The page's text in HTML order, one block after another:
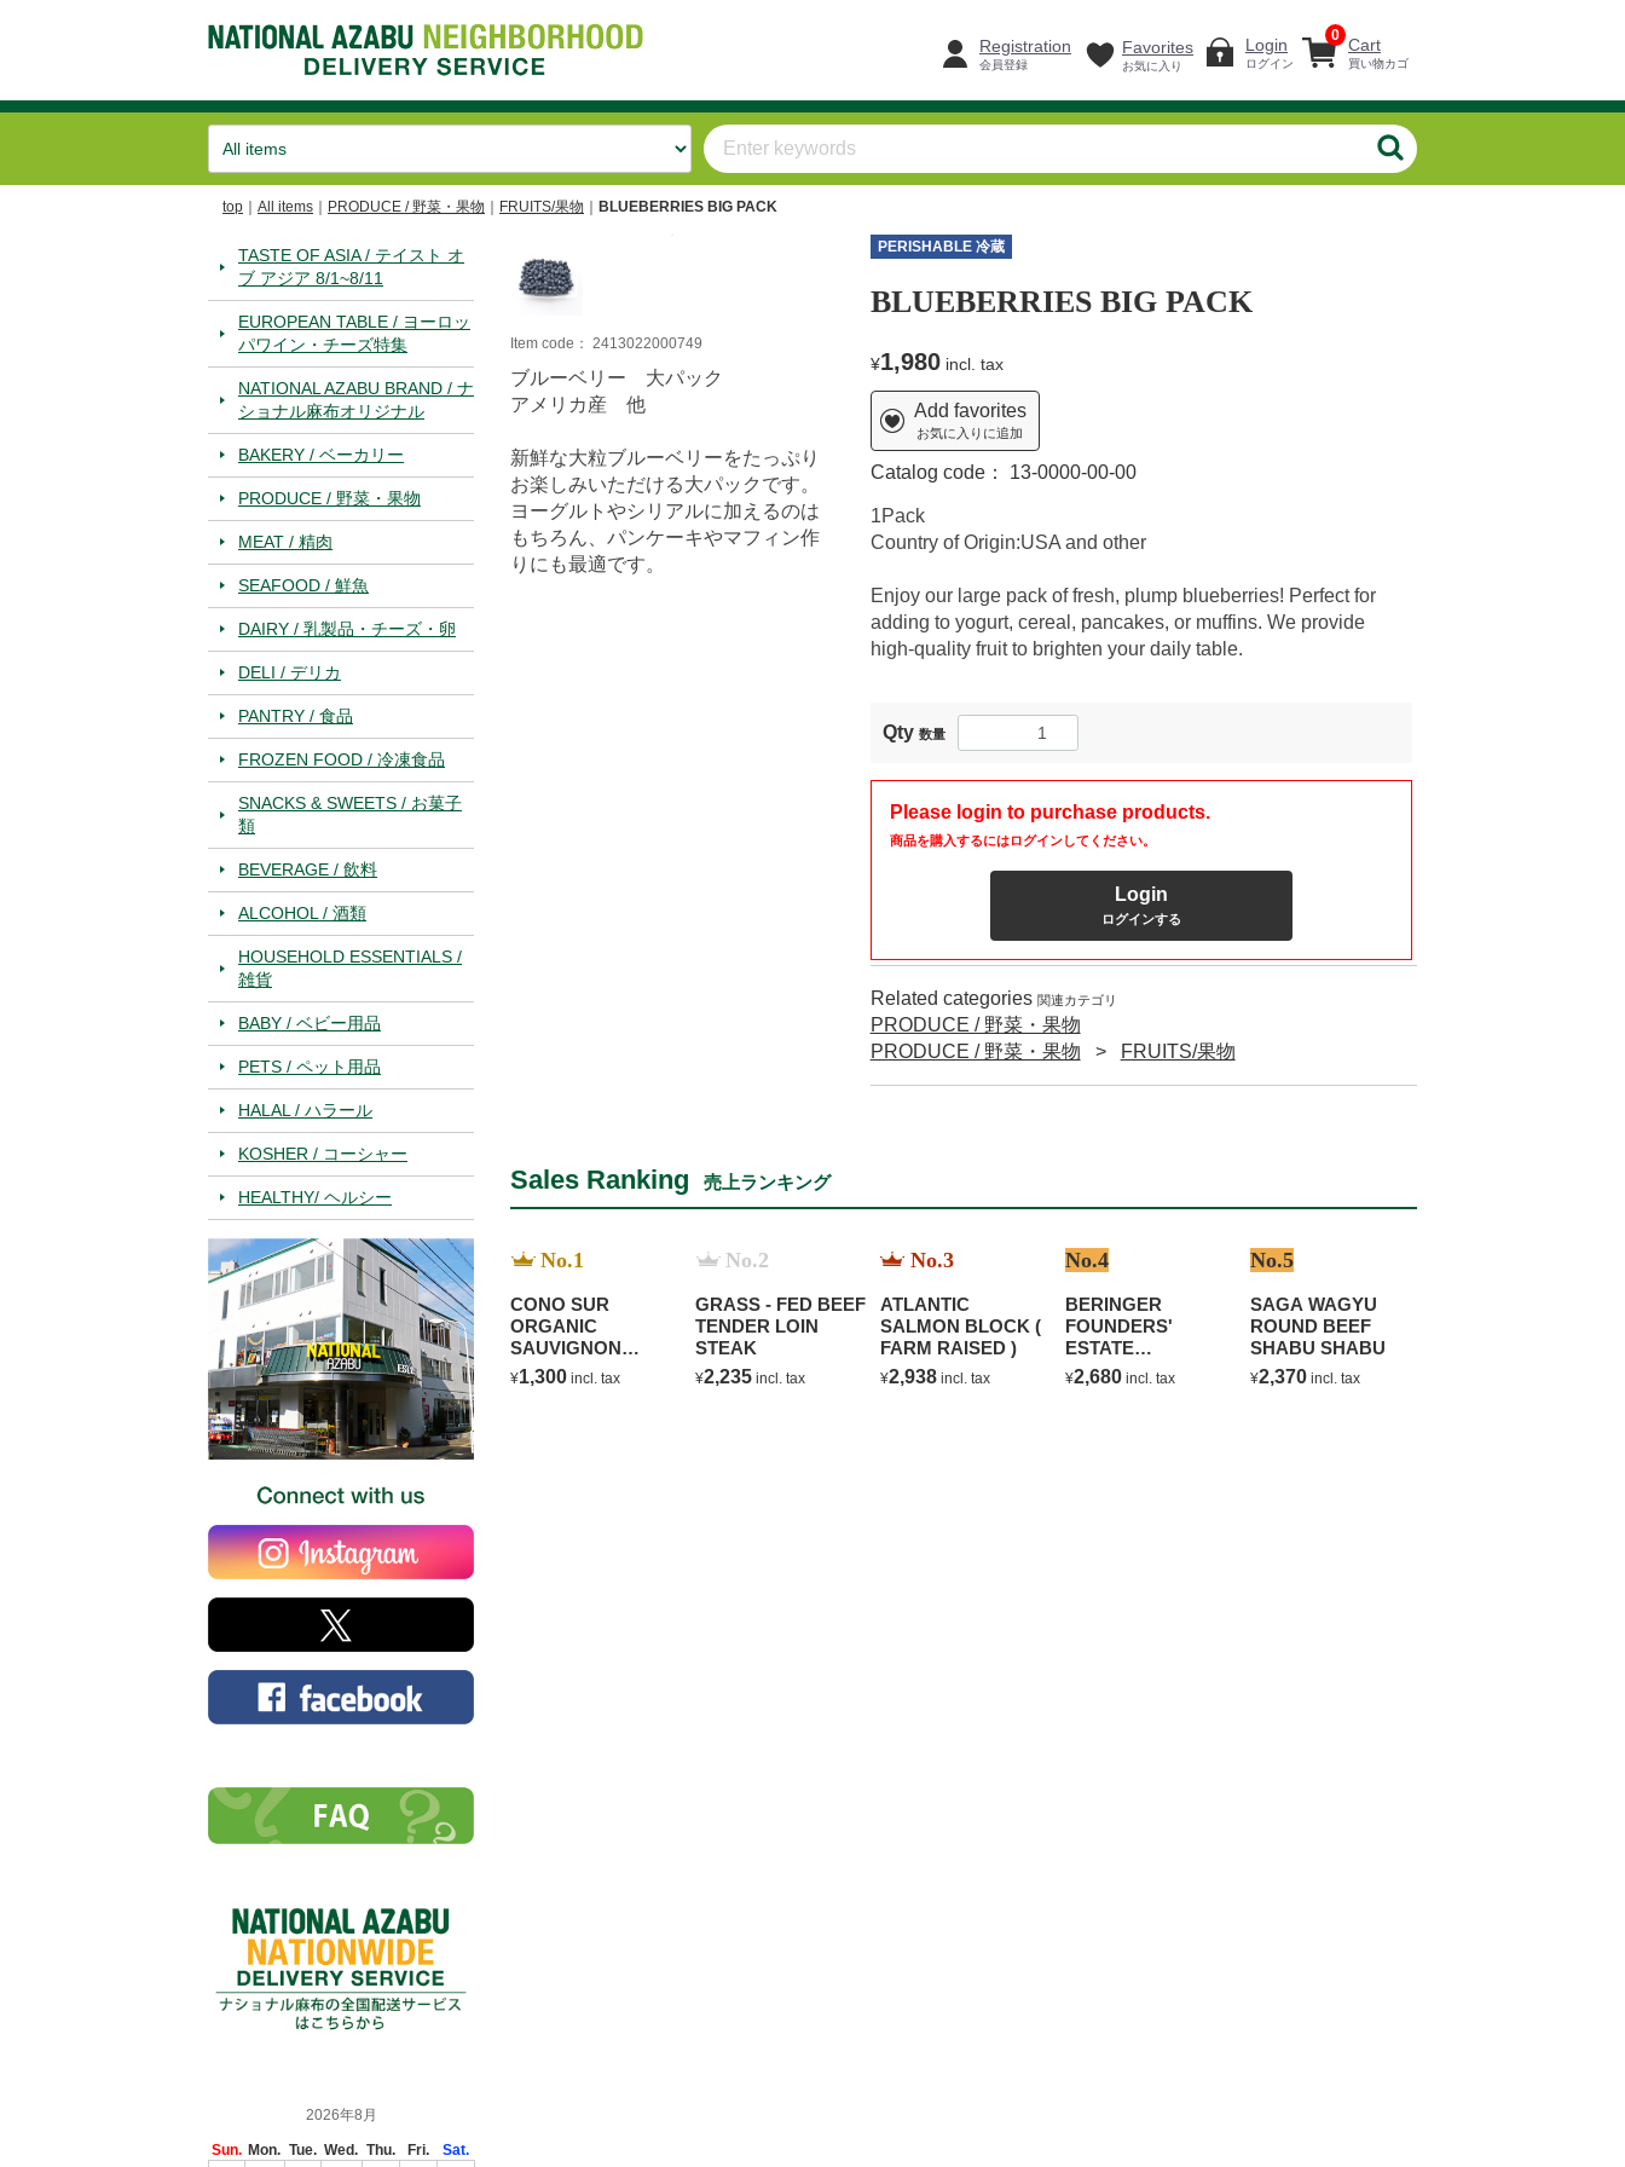
Cart
買い物カゴ
0
Registration
会員登録
Favorites
お気に入り
Login
ログイン
top All items PRODUCE / 野菜・果物 FRUITS/果物 BLUEBERRIES BIG PACK
TASTE OF ASIA / テイスト オ
ブ アジア 8/1~8/11
EUROPEAN TABLE / ヨーロッ
パワイン・チーズ特集
NATIONAL AZABU BRAND / ナ
ショナル麻布オリジナル
BAKERY / ベーカリー
PRODUCE / 野菜・果物
MEAT / 精肉
SEAFOOD / 鮮魚
DAIRY / 乳製品・チーズ・卵
DELI / デリカ
PANTRY / 食品
FROZEN FOOD / 冷凍食品
SNACKS & SWEETS / お菓子
類
BEVERAGE / 飲料
ALCOHOL / 酒類
HOUSEHOLD ESSENTIALS /
雑貨
BABY / ベビー用品
PETS / ペット用品
HALAL / ハラール
KOSHER / コーシャー
HEALTHY/ ヘルシー
2026年8月
Sun. Mon. Tue. Wed. Thu. Fri.
Sat.
PERISHABLE 冷蔵
BLUEBERRIES BIG PACK
¥1,980incl. tax
Add favorites
お気に入りに追加
Catalog code： 13-0000-00-00
1Pack
Country of Origin:USA and other
Enjoy our large pack of fresh, plump blueberries! Perfect for
adding to yogurt, cereal, pancakes, or muffins. We provide
high-quality fruit to brighten your daily table.
Qty 数量
Please login to purchase products.
商品を購入するにはログインしてください。
Login
ログインする
Item code： 2413022000749
ブルーベリー 大パック
アメリカ産 他
新鮮な大粒ブルーベリーをたっぷり
お楽しみいただける大パックです。
ヨーグルトやシリアルに加えるのは
もちろん、パンケーキやマフィン作
りにも最適です。
Related categories 関連カテゴリ
PRODUCE / 野菜・果物
PRODUCE / 野菜・果物
FRUITS/果物
Sales Ranking 売上ランキング
No.1
CONO SUR
ORGANIC
SAUVIGNON
BLANC
¥1,300 incl. tax
No.2
GRASS - FED BEEF
TENDER LOIN
STEAK
¥2,235 incl. tax
No.3
ATLANTIC
SALMON BLOCK (
FARM RAISED )
¥2,938 incl. tax
No.4
BERINGER
FOUNDERS'
ESTATE
CHARDONNAY
¥2,680 incl. tax
No.5
SAGA WAGYU
ROUND BEEF
SHABU SHABU
¥2,370 incl. tax